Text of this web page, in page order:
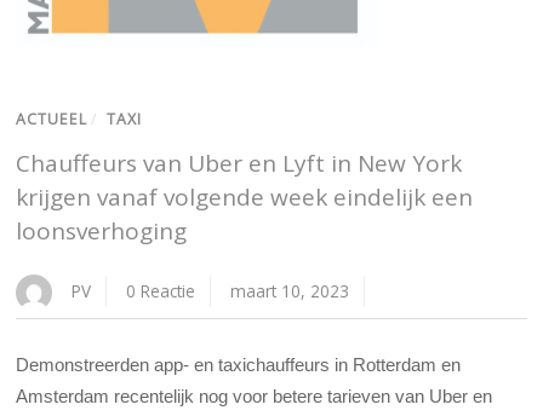
ACTUEEL / TAXI
Chauffeurs van Uber en Lyft in New York
krijgen vanaf volgende week eindelijk een
loonsverhoging
PV 0 Reactie maart 10, 2023
Demonstreerden app- en taxichauffeurs in Rotterdam en
Amsterdam recentelijk nog voor betere tarieven van Uber en